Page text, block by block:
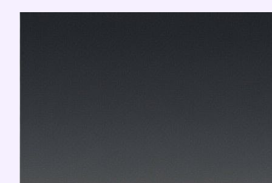
Перейти